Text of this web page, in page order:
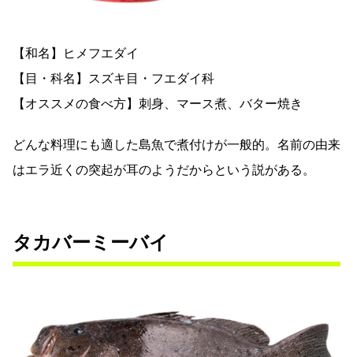
【和名】ヒメフエダイ
【目・科名】スズキ目・フエダイ科
【オススメの食べ方】刺身、マース煮、バター焼き
どんな料理にも適した島魚で煮付けが一般的。名前の由来
はエラ近くの突起が耳のようだからという説がある。
タカバーミーバイ